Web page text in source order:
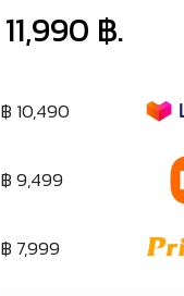
11,990 ฿.
฿ 10,490
฿ 9,499
฿ 7,999